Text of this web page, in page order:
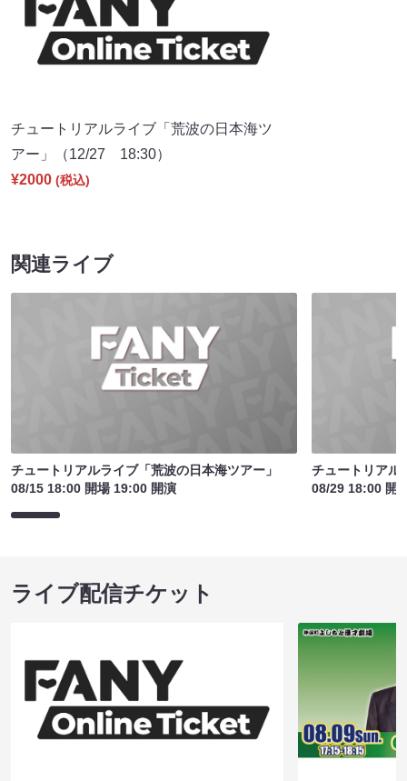
チュートリアルライブ「荒波の日本海ツ
アー」（12/27 18:30）
¥2000 (税込)
関連ライブ
チュートリアルライブ「荒波の日本海ツアー」
08/15 18:00 開場 19:00 開演
チュートリアル
08/29 18:00 開
ライブ配信チケット